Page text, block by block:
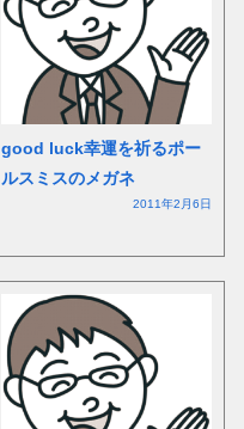
good luck幸運を祈るポー
ルスミスのメガネ
2011年2月6日